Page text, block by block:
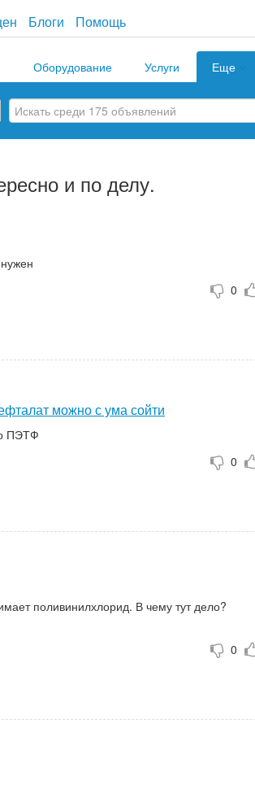
Блоги Помощь
Оборудование Услуги Еще
и по делу.
он вообще нужен
0
можно с ума сойти
кратко ПЭТФ
0
поливинилхлорид. В чему тут дело?
0